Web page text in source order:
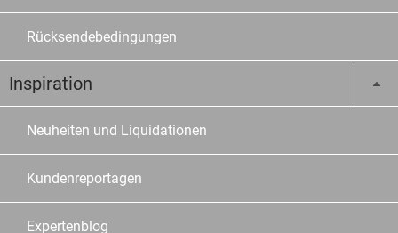
Rücksendebedingungen
Inspiration
Neuheiten und Liquidationen
Kundenreportagen
Expertenblog